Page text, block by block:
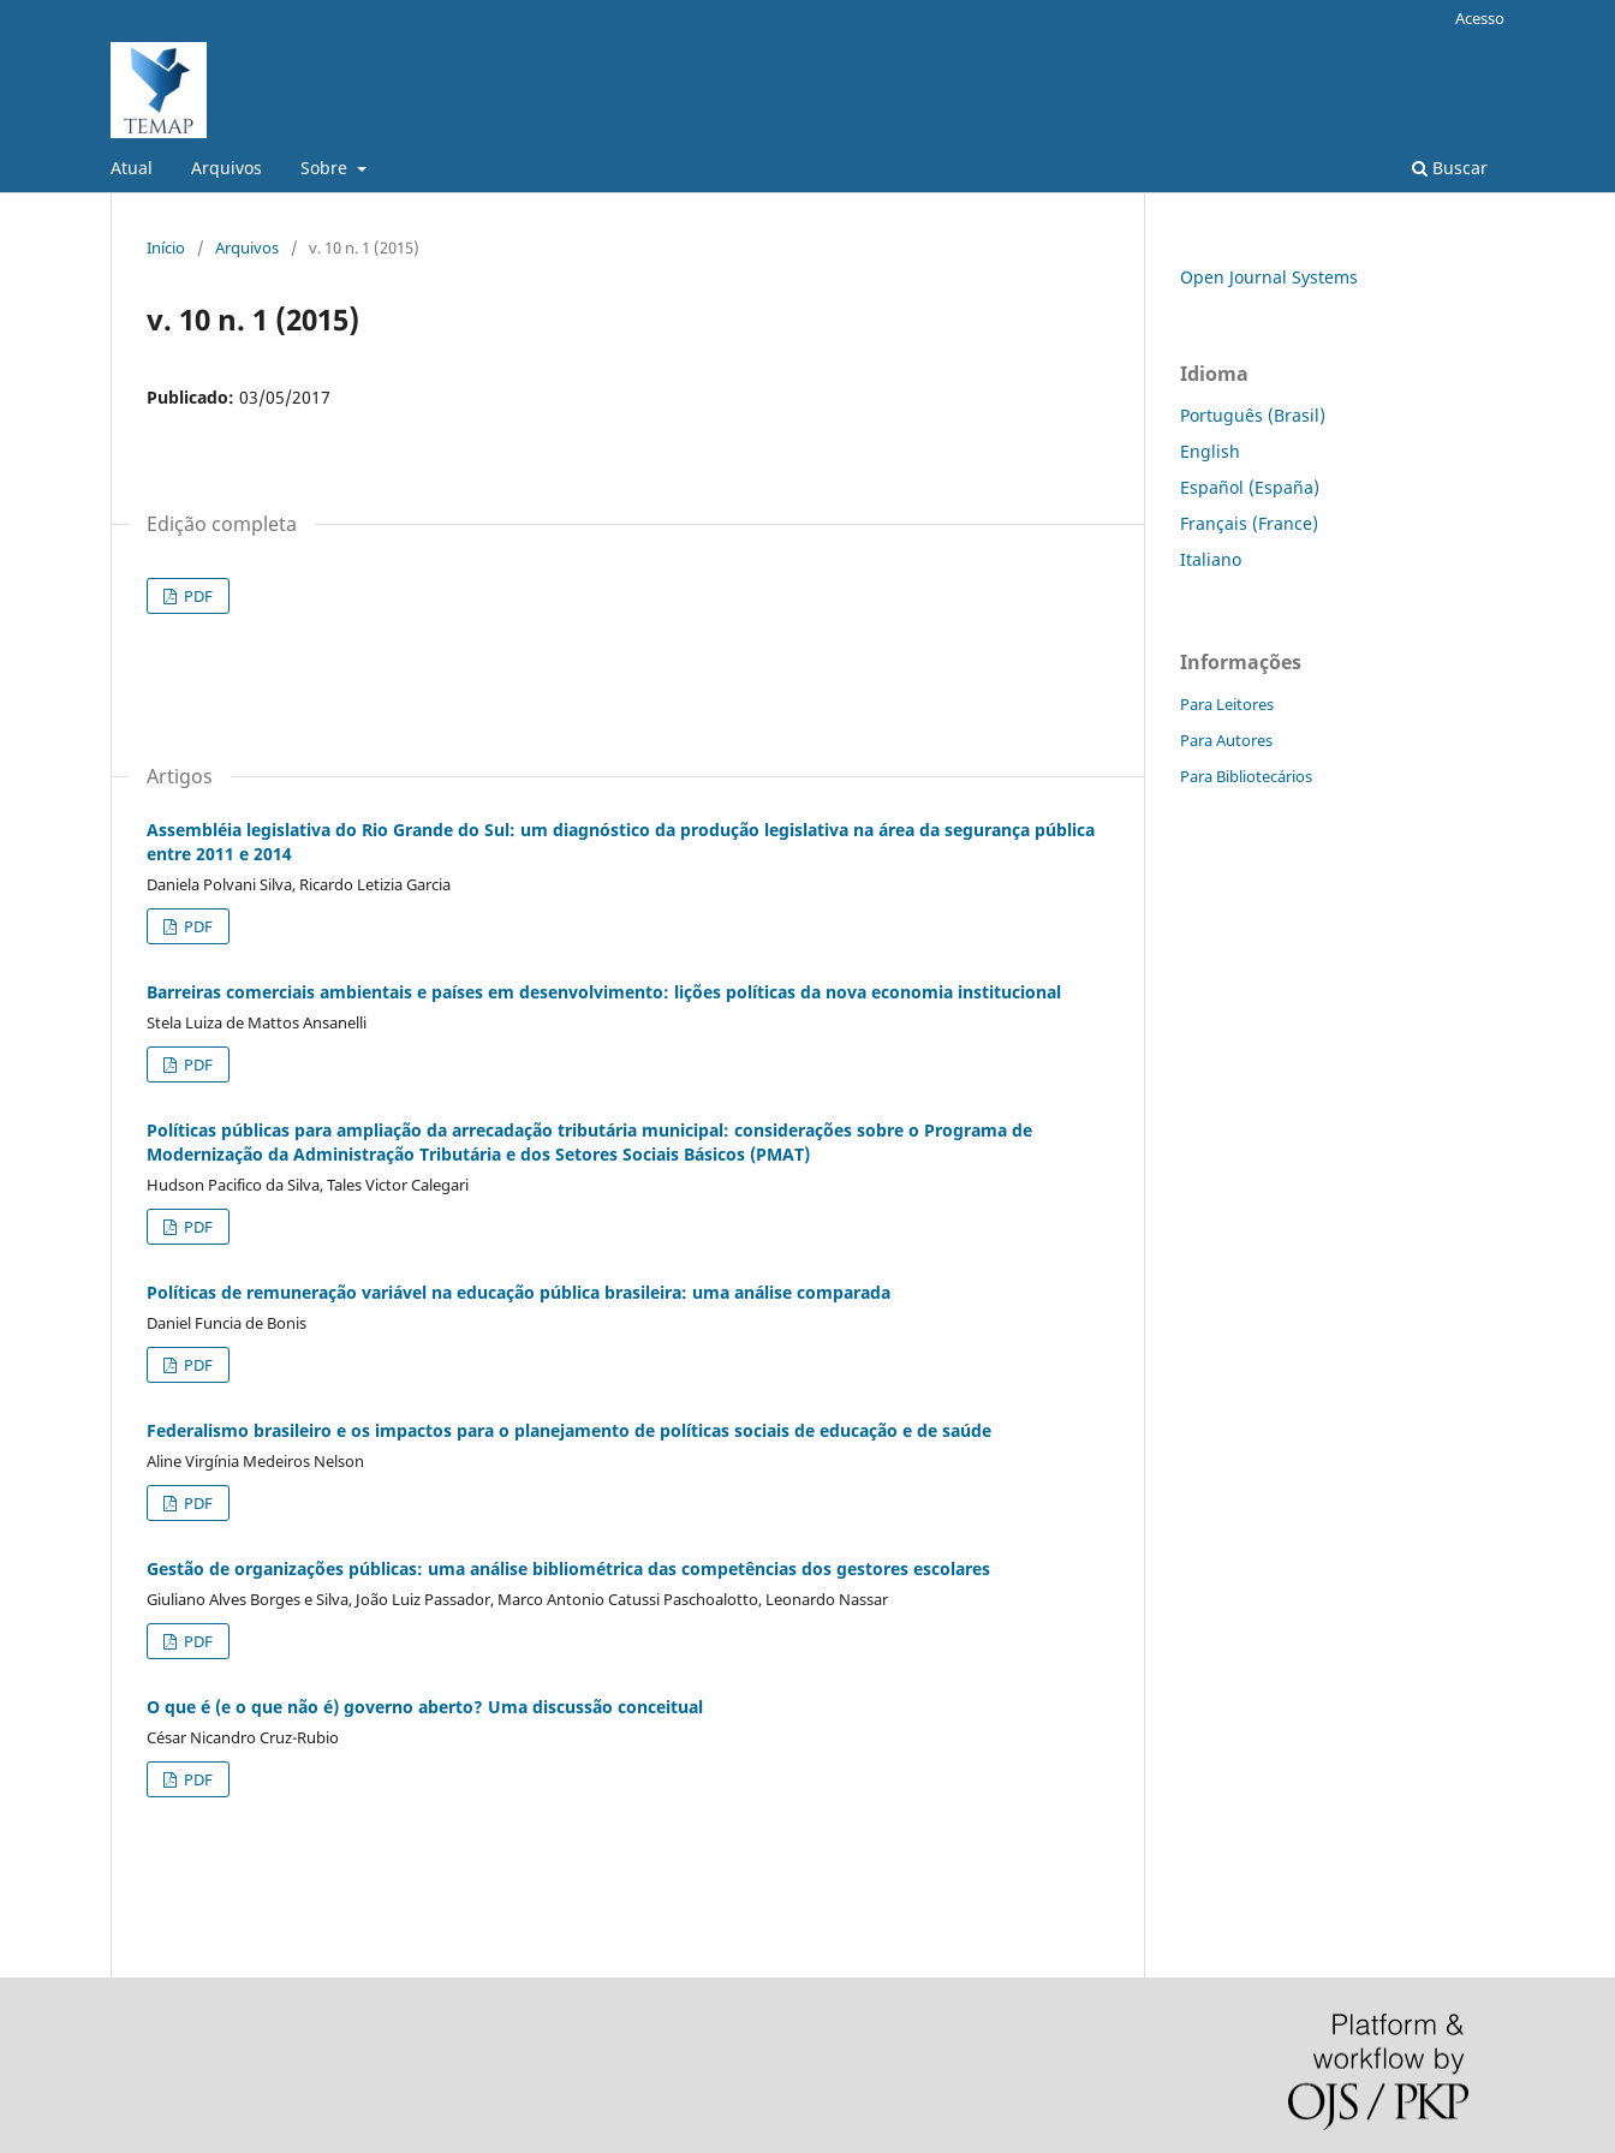
Atual Arquivos Sobre Buscar
Acesso
Início / Arquivos / v. 10 n. 1 (2015)
v. 10 n. 1 (2015)
Publicado: 03/05/2017
Edição completa
PDF
Artigos
Assembléia legislativa do Rio Grande do Sul: um diagnóstico da produção legislativa na área da segurança pública
entre 2011 e 2014
Daniela Polvani Silva, Ricardo Letizia Garcia
PDF
Barreiras comerciais ambientais e países em desenvolvimento: lições políticas da nova economia institucional
Stela Luiza de Mattos Ansanelli
PDF
Políticas públicas para ampliação da arrecadação tributária municipal: considerações sobre o Programa de
Modernização da Administração Tributária e dos Setores Sociais Básicos (PMAT)
Hudson Pacifico da Silva, Tales Victor Calegari
PDF
Políticas de remuneração variável na educação pública brasileira: uma análise comparada
Daniel Funcia de Bonis
PDF
Federalismo brasileiro e os impactos para o planejamento de políticas sociais de educação e de saúde
Aline Virgínia Medeiros Nelson
PDF
Gestão de organizações públicas: uma análise bibliométrica das competências dos gestores escolares
Giuliano Alves Borges e Silva, João Luiz Passador, Marco Antonio Catussi Paschoalotto, Leonardo Nassar
PDF
O que é (e o que não é) governo aberto? Uma discussão conceitual
César Nicandro Cruz-Rubio
PDF
Open Journal Systems
Idioma
Português (Brasil)
English
Español (España)
Français (France)
Italiano
Informações
Para Leitores
Para Autores
Para Bibliotecários